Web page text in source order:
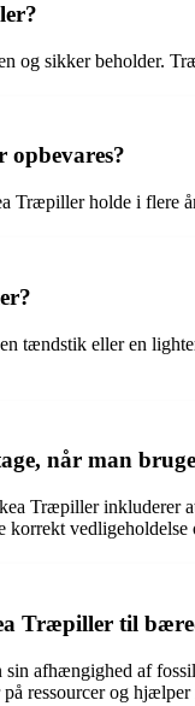
og sikker beholder.
Træpiller holde i flere
tændstik eller en
når man
Træpiller inkluderer
korrekt
Træpiller til
afhængighed af
ressourcer og